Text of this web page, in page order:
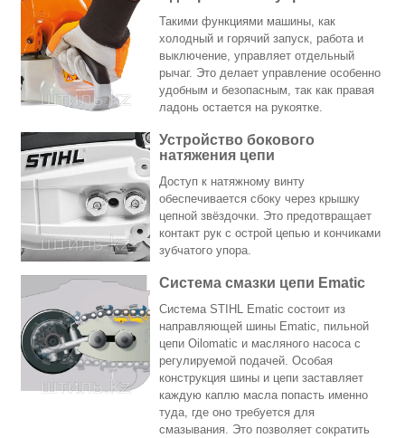
Такими функциями машины, как
холодный и горячий запуск, работа и
выключение, управляет отдельный
рычаг. Это делает управление особенно
удобным и безопасным, так как правая
ладонь остается на рукоятке.
Устройство бокового
натяжения цепи
Доступ к натяжному винту
обеспечивается сбоку через крышку
цепной звёздочки. Это предотвращает
контакт рук с острой цепью и кончиками
зубчатого упора.
Система смазки цепи Ematic
Система STIHL Ematic состоит из
направляющей шины Ematic, пильной
цепи Oilomatic и масляного насоса с
регулируемой подачей. Особая
конструкция шины и цепи заставляет
каждую каплю масла попасть именно
туда, где оно требуется для
смазывания. Это позволяет сократить